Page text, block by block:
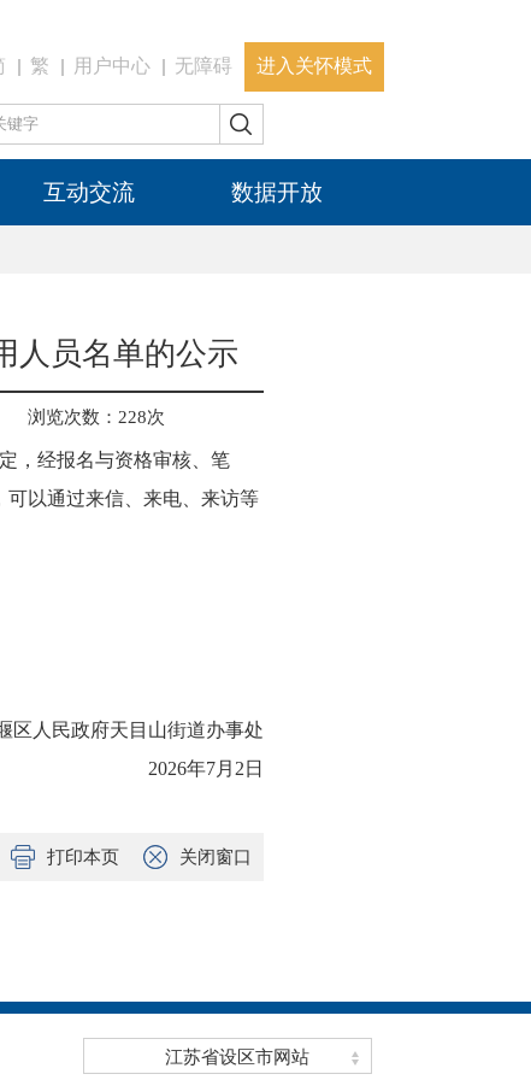
繁 用户中心 无障碍 进入关怀模式
互动交流 数据开放
人员名单的公示
浏览次数： 228次
，经报名与资格审核、笔
以通过来信、来电、来访等
区人民政府天目山街道办事处
2026年7月2日
打印本页 关闭窗口
江苏省设区市网站